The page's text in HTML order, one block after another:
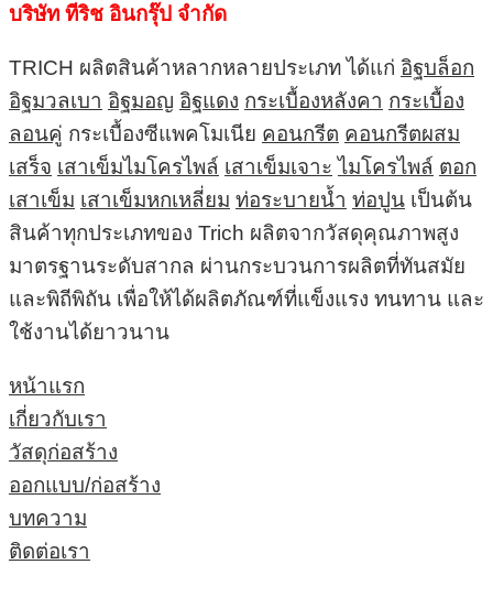
บริษัท ทีริช อินกรุ๊ป จำกัด
TRICH ผลิตสินค้าหลากหลายประเภท ได้แก่ อิฐบล็อก
อิฐมวลเบา อิฐมอญ อิฐแดง กระเบื้องหลังคา กระเบื้อง
ลอนคู่ กระเบื้องซีแพคโมเนีย คอนกรีต คอนกรีตผสม
เสร็จ เสาเข็มไมโครไพล์ เสาเข็มเจาะ ไมโครไพล์ ตอก
เสาเข็ม เสาเข็มหกเหลี่ยม ท่อระบายน้ำ ท่อปูน เป็นต้น
สินค้าทุกประเภทของ Trich ผลิตจากวัสดุคุณภาพสูง
มาตรฐานระดับสากล ผ่านกระบวนการผลิตที่ทันสมัย
และพิถีพิถัน เพื่อให้ได้ผลิตภัณฑ์ที่แข็งแรง ทนทาน และ
ใช้งานได้ยาวนาน
หน้าแรก
เกี่ยวกับเรา
วัสดุก่อสร้าง
ออกแบบ/ก่อสร้าง
บทความ
ติดต่อเรา